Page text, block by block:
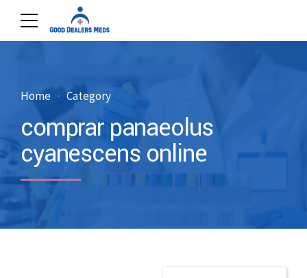
Home Category
comprar panaeolus
cyanescens online